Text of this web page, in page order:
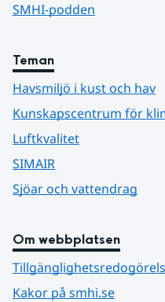
SMHI-podden
Teman
Havsmiljö i kust och hav
Kunskapscentrum för
Luftkvalitet
SIMAIR
Sjöar och vattendrag
Om webbplatsen
Kakor på smhi.se